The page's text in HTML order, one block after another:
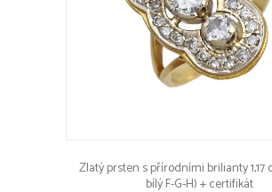
Zlatý prsten s přírodními brilianty 1,17
bílý F-G-H) + certifikát